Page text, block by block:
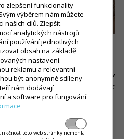
dielne Chlieb a láska.
chliebalaska/
produkty z vašej ponuky, čo by
dôvody, prečo by mal zákazník
Budú dôvodmi práve
napríklad raňajky, ktoré
pozitívnymi recenziami?
zlepšení funkcionality
výběrem nám můžete
našich cílů. Zlepšit
analytických nástrojů
používání jednotlivých
obsah na základě
nastavení.
reklamu a relevantní
být anonymně sdíleny
nám dodávají
a software pro fungování
této web stránky nemohla